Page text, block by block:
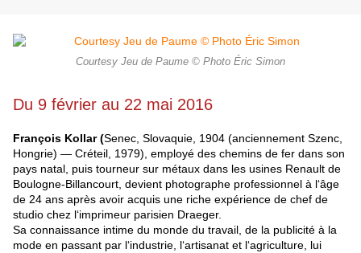
Courtesy Jeu de Paume © Photo Éric Simon
Du 9 février au 22 mai 2016
François Kollar (Senec, Slovaquie, 1904 (anciennement Szenc,
Hongrie) — Créteil, 1979), employé des chemins de fer dans son
pays natal, puis tourneur sur métaux dans les usines Renault de
Boulogne-Billancourt, devient photographe professionnel à l‘âge
de 24 ans après avoir acquis une riche expérience de chef de
studio chez l‘imprimeur parisien Draeger.
Sa connaissance intime du monde du travail, de la publicité à la
mode en passant par l‘industrie, l‘artisanat et l‘agriculture, lui